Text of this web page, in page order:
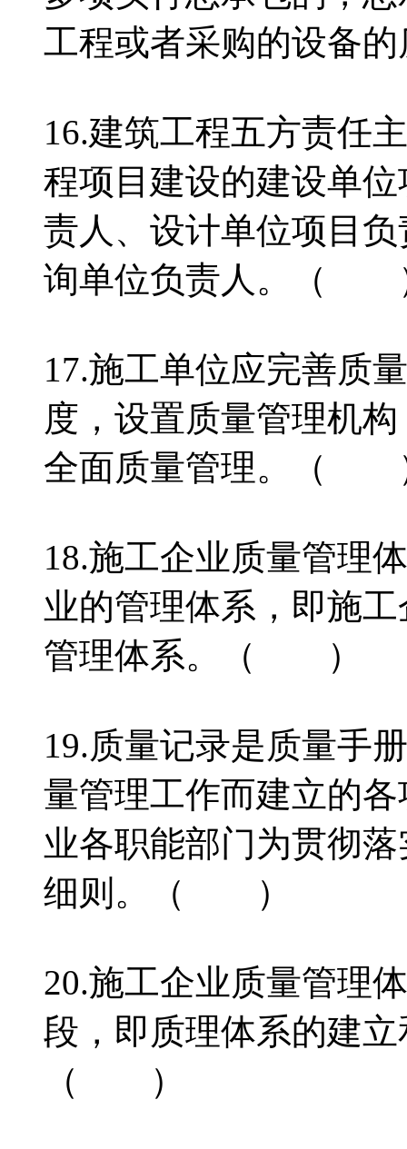
工程或者采购的设
16.建筑工程五方责任
程项目建设的建设单
责人、设计单位项目
询单位负责人。（
17.施工单位应完善质
度，设置质量管理机
全面质量管理。（
18.施工企业质量管理
业的管理体系，即施
管理体系。（ ）
19.质量记录是质量手
量管理工作而建立的
业各职能部门为贯彻
细则。（ ）
20.施工企业质量管理
段，即质理体系的建
（ ）